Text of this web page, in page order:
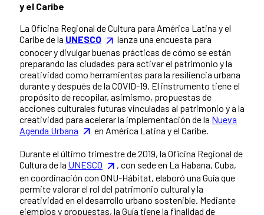
y el Caribe
La Oficina Regional de Cultura para América Latina y el
Caribe de la UNESCO
lanza una encuesta para
conocer y divulgar buenas prácticas de cómo se están
preparando las ciudades para activar el patrimonio y la
creatividad como herramientas para la resiliencia urbana
durante y después de la COVID-19. El instrumento tiene el
propósito de recopilar, asimismo, propuestas de
acciones culturales futuras vinculadas al patrimonio y a la
creatividad para acelerar la implementación de la Nueva
Agenda Urbana
en América Latina y el Caribe.
Durante el último trimestre de 2019, la Oficina Regional de
Cultura de la UNESCO
, con sede en La Habana, Cuba,
en coordinación con ONU-Hábitat, elaboró una Guía que
permite valorar el rol del patrimonio cultural y la
creatividad en el desarrollo urbano sostenible. Mediante
ejemplos y propuestas, la Guía tiene la finalidad de